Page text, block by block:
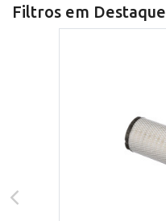
Filtros em Destaque